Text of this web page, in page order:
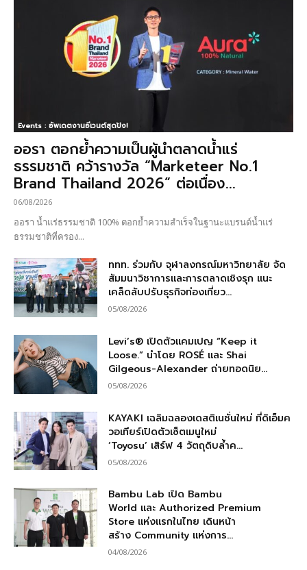
Events : อัพเดตงานอีเวนต์สุดปัง!
ออรา ตอกย้ำความเป็นผู้นำตลาดน้ำแร่
ธรรมชาติ คว้ารางวัล “Marketeer No.1
Brand Thailand 2026” ต่อเนื่อง...
06/08/2026
ออรา น้ำแร่ธรรมชาติ 100% ตอกย้ำความสำเร็จในฐานะแบรนด์น้ำแร่
ธรรมชาติที่ครอง...
ททท. ร่วมกับ จุฬาลงกรณ์มหาวิทยาลัย จัด
สัมมนาวิชาการและการตลาดเชิงรุก แนะ
เคล็ดลับปรับธุรกิจท่องเที่ยว...
05/08/2026
Levi’s® เปิดตัวแคมเปญ “Keep it
Loose.” นำโดย ROSÉ และ Shai
Gilgeous-Alexander ถ่ายทอดนิย...
05/08/2026
KAYAKI เฉลิมฉลองเดสติเนชั่นใหม่ ที่ดิเอ็มค
วอเทียร์เปิดตัวเซ็ตเมนูใหม่
‘Toyosu’ เสิร์ฟ 4 วัตถุดิบล้ำค...
05/08/2026
Bambu Lab เปิด Bambu
World และ Authorized Premium
Store แห่งแรกในไทย เดินหน้า
สร้าง Community แห่งการ...
04/08/2026